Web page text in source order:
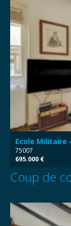
Ecole Militaire
75007
695.000 €
Coup de